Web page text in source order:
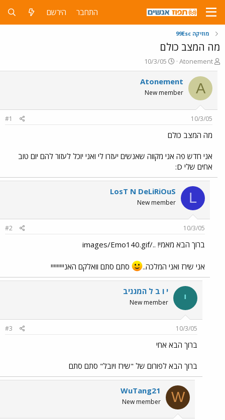
התחבר הירשם
מוזיקה 99Esc
מה המצב כולם
פ
ו
ת
ח
ה
ש
א
Atonement
פ
ו
ר
ם
10/3/05
A
Atonement
New member
10/3/05
#1
מה המצב כולם
אני חדש פה אני מקווה שאנשים יעזרו לי ואני יוכל לעזור להם יום טוב
אחים שלי D:
L
LosT N DeLiRiOuS
New member
10/3/05
#2
ברוך הבא מאמי! ../images/Emo140.gif
אני שירז ואני המלכה.. סתם סתם וואלקם האנייייייייי
י י ו ב ל המגניב
New member
10/3/05
#3
ברוך הבא אחי
ברוך הבא לפורום של "שירז ויובל" סתם סתם
W
WuTang21
New member